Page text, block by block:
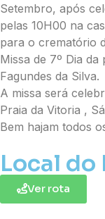
Setembro, após
pelas 10H00 na
para o crematório
Missa de 7º Dia
Fagundes da Silva.
A missa será
Praia da Vitoria ,
Bem hajam todos
Local do
Ver rota